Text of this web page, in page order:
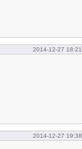
2014-12-27 18:21
2014-12-27 19:38